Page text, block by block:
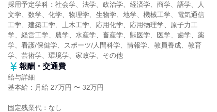
採用予定学科：社会学、法学、政治学、経済学、商学、語学、人
文学、数学、化学、物理学、生物学、地学、機械工学、電気通信
工学、建築工学、土木工学、応用化学、応用物理学、原子力工
学、経営工学、農学、水産学、畜産学、獣医学、医学、歯学、薬
学、看護/保健学、スポーツ/人間科学、情報学、教員養成、教育
学、芸術学、環境学、家政学、その他
報酬・交通費
給与詳細
基本給：月給 27万円 〜 32万円
固定残業代：なし